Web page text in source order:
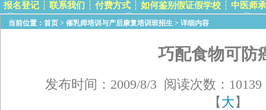
报名登记 ┆ 联系我们 ┆ 付费方式 ┆ 如何鉴别假证假学校 ┆ 中医师
当前位置：首页 > 催乳师培训与产后康复培训班招生 > 详细内容
巧配食物可防
发布时间：2009/8/3 阅读次数：
【大】